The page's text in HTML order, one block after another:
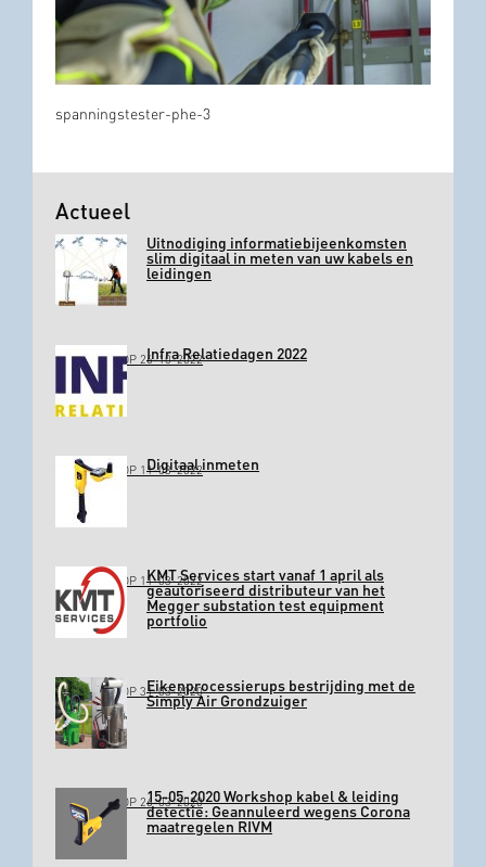
spanningstester-phe-3
Actueel
Uitnodiging informatiebijeenkomsten
slim digitaal in meten van uw kabels en
leidingen
GEPLAATST OP 26-10-2022Infra Relatiedagen 2022
GEPLAATST OP 11-03-2022Digitaal inmeten
GEPLAATST OP 11-03-2022KMT Services start vanaf 1 april als
geautoriseerd distributeur van het
Megger substation test equipment
portfolio
GEPLAATST OP 31-03-2020Eikenprocessierups bestrijding met de
Simply Air Grondzuiger
GEPLAATST OP 26-03-202015-05-2020 Workshop kabel & leiding
detectie: Geannuleerd wegens Corona
maatregelen RIVM